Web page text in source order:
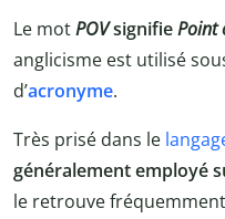
Le motPOVsignifiePoint
anglicisme est utilisé
d’acronyme.
Très prisé dans le
généralement employé
le retrouve